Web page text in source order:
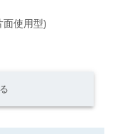
面使用型)